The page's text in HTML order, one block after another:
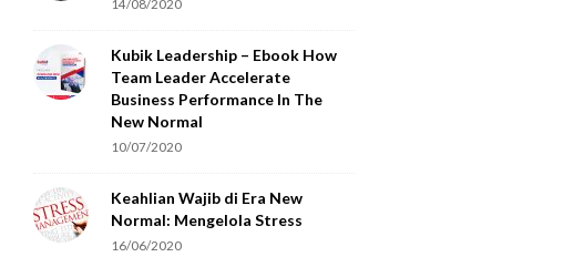
14/08/2020
Kubik Leadership – Ebook How
Team Leader Accelerate
Business Performance In The
New Normal
10/07/2020
Keahlian Wajib di Era New
Normal: Mengelola Stress
16/06/2020